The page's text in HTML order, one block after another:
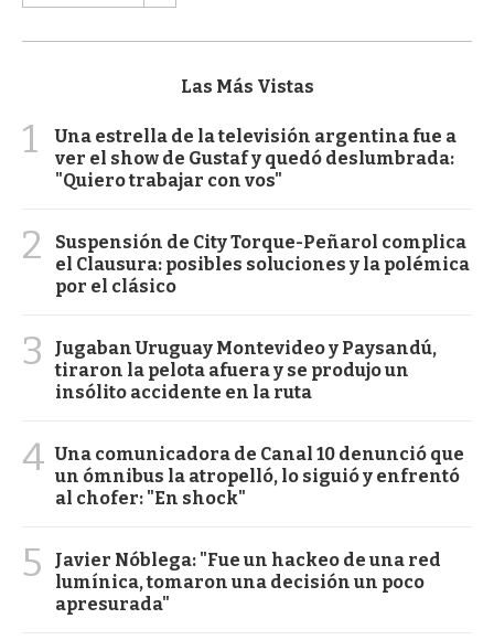
Las Más Vistas
1
Una estrella de la televisión argentina fue a
ver el show de Gustaf y quedó deslumbrada:
"Quiero trabajar con vos"
2
Suspensión de City Torque-Peñarol complica
el Clausura: posibles soluciones y la polémica
por el clásico
3
Jugaban Uruguay Montevideo y Paysandú,
tiraron la pelota afuera y se produjo un
insólito accidente en la ruta
4 Una comunicadora de Canal 10 denunció que
un ómnibus la atropelló, lo siguió y enfrentó
al chofer: "En shock"
5
Javier Nóblega: "Fue un hackeo de una red
lumínica, tomaron una decisión un poco
apresurada"